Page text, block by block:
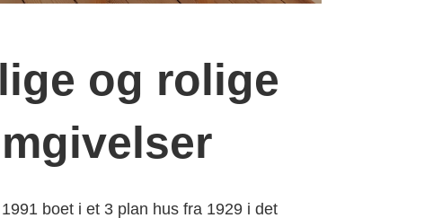
og rolige
boet i et 3 plan hus fra 1929 i det